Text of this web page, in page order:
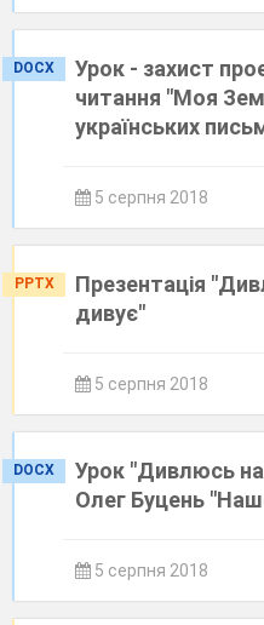
DOCX
Урок - захист
читання "Моя
українських
5 серпня 2018
PPTX
Презентація
дивує"
5 серпня 2018
DOCX
Урок "Дивлюсь на
Олег Буцень
5 серпня 2018